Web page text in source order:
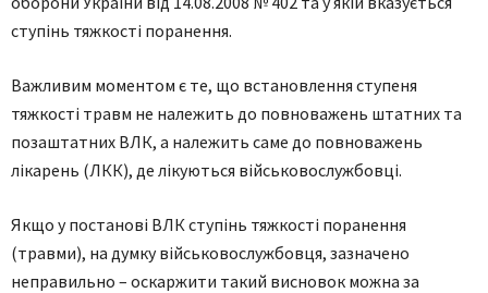
ступінь тяжкості поранення.
Важливим моментом є те, що встановлення ступеня
тяжкості травм не належить до повноважень штатних та
позаштатних ВЛК, а належить саме до повноважень
лікарень (ЛКК), де лікуються військовослужбовці.
Якщо у постанові ВЛК ступінь тяжкості поранення
(травми), на думку військовослужбовця, зазначено
неправильно – оскаржити такий висновок можна за